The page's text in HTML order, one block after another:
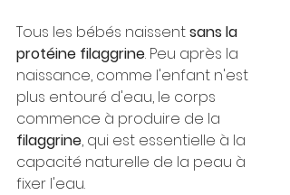
Tous les bébés naissent sans la
protéine filaggrine. Peu après la
naissance, comme l'enfant n'est
plus entouré d'eau, le corps
commence à produire de la
filaggrine, qui est essentielle à la
capacité naturelle de la peau à
fixer l'eau.